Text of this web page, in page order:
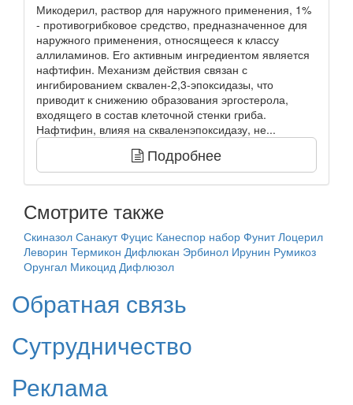
Микодерил, раствор для наружного применения, 1%
- противогрибковое средство, предназначенное для
наружного применения, относящееся к классу
аллиламинов. Его активным ингредиентом является
нафтифин. Механизм действия связан с
ингибированием сквален-2,3-эпоксидазы, что
приводит к снижению образования эргостерола,
входящего в состав клеточной стенки гриба.
Нафтифин, влияя на скваленэпоксидазу, не...
Подробнее
Смотрите также
Скиназол Санакут Фуцис Канеспор набор Фунит Лоцерил
Леворин Термикон Дифлюкан Эрбинол Ирунин Румикоз
Орунгал Микоцид Дифлюзол
Обратная связь
Сутрудничество
Реклама